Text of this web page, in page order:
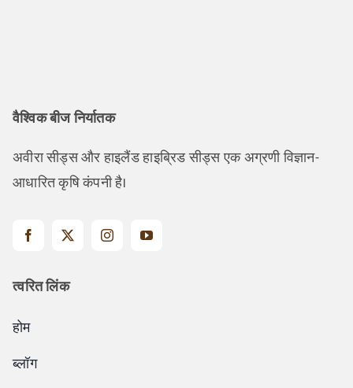
वैश्विक बीज निर्यातक
अवीरा सीड्स और हाइलैंड हाइब्रिड सीड्स एक अग्रणी विज्ञान-
आधारित कृषि कंपनी है।
त्वरित लिंक
होम
ब्लॉग